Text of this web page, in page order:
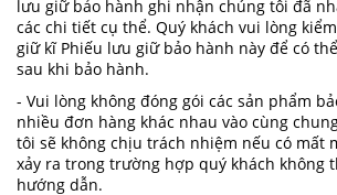
lưu giữ bảo hành ghi nhận chúng tôi đã
các chi tiết cụ thể. Quý khách vui lòng
giữ kĩ Phiếu lưu giữ bảo hành này để có
sau khi bảo hành.
- Vui lòng không đóng gói các sản phẩm
nhiều đơn hàng khác nhau vào cùng
tôi sẽ không chịu trách nhiệm nếu có mất
xảy ra trong trường hợp quý khách không
hướng dẫn.